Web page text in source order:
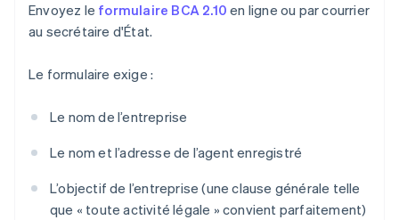
Envoyez le formulaire BCA 2.10 en ligne ou par courrier
au secrétaire d'État.
Le formulaire exige :
Le nom de l’entreprise
Le nom et l’adresse de l’agent enregistré
L’objectif de l’entreprise (une clause générale telle
que « toute activité légale » convient parfaitement)